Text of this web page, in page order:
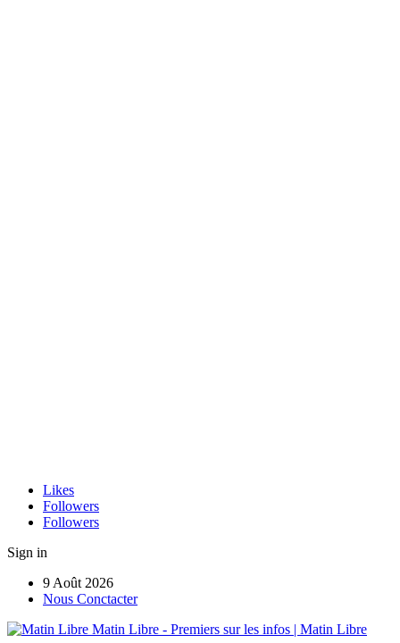
Likes
Followers
Followers
Sign in
9 Août 2026
Nous Conctacter
Matin Libre - Premiers sur les infos | Matin Libre